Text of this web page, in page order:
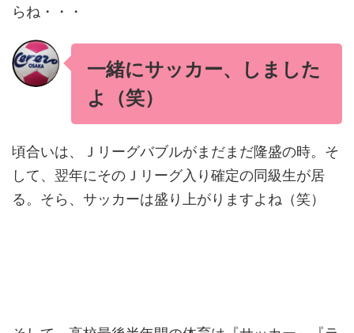
らね・・・
一緒にサッカー、しました
よ（笑）
頃合いは、Ｊリーグバブルがまだまだ隆盛の時。そ
して、翌年にそのＪリーグ入り確定の同級生が居
る。そら、サッカーは盛り上がりますよね（笑）